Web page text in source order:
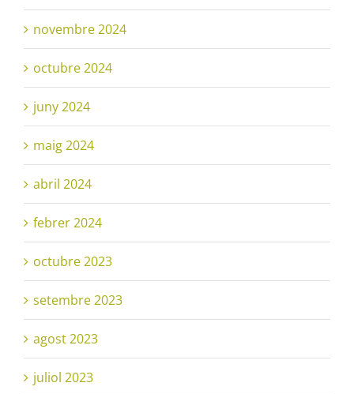
novembre 2024
octubre 2024
juny 2024
maig 2024
abril 2024
febrer 2024
octubre 2023
setembre 2023
agost 2023
juliol 2023